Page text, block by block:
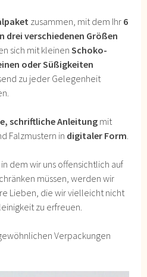
zusammen, mit dem Ihr 6
drei verschiedenen Größen
sich mit kleinenSchoko-
oder Süßigkeiten
zu jeder Gelegenheit
schriftliche Anleitung mit
Falzmustern in digitaler Form.
dem wir uns offensichtlich auf
müssen, werden wir
Lieben, die wir vielleicht nicht
zu erfreuen.
Verpackungen